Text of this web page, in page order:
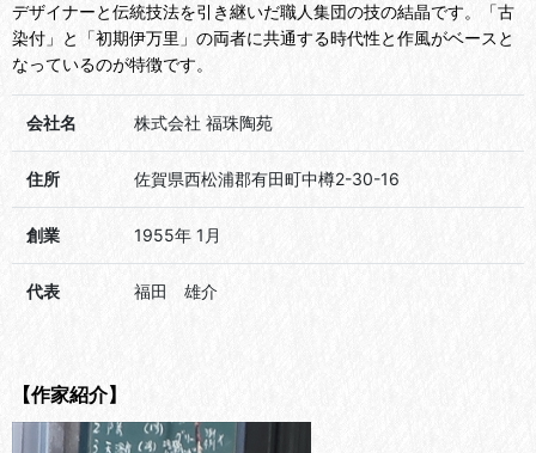
デザイナーと伝統技法を引き継いだ職人集団の技の結晶です。
「古
染付」と「初期伊万里」の両者に共通する時代性と作風がベースと
なっているのが特徴です。
会社名 株式会社 福珠陶苑
住所 佐賀県西松浦郡有田町中樽2-30-16
創業 1955年 1月
代表 福田 雄介
【作家紹介】